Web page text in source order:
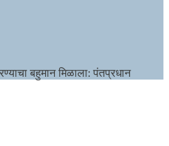
बहुमान मिळाला: पंतप्रधान